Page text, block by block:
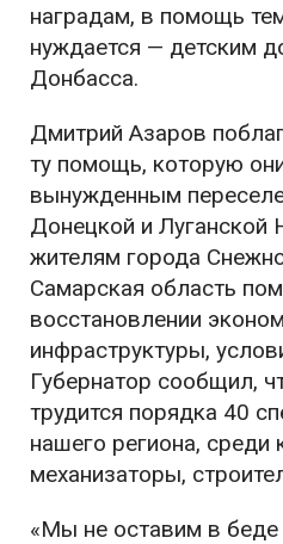
наградам, в помощь
нуждается — детским
Донбасса.
Дмитрий Азаров
ту помощь, которую
вынужденным
Донецкой и Луганской
жителям города
Самарская область
восстановлении
инфраструктуры,
Губернатор сообщил,
трудится порядка 40
нашего региона, среди
механизаторы,
«Мы не оставим в беде